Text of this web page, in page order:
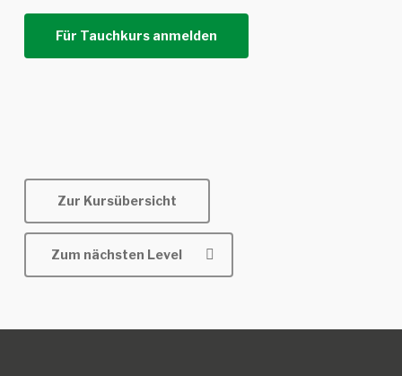
Für Tauchkurs anmelden
Zur Kursübersicht
Zum nächsten Level